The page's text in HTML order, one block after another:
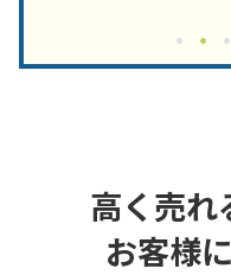
高く売れ
お客様